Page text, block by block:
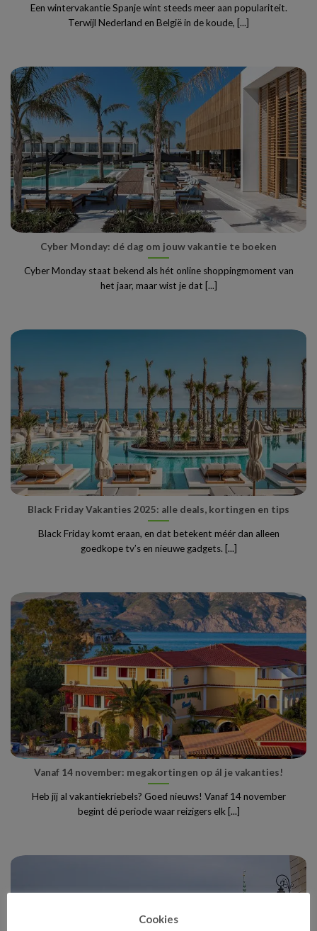
Een wintervakantie Spanje wint steeds meer aan populariteit.
Terwijl Nederland en België in de koude, [...]
Cyber Monday: dé dag om jouw vakantie te boeken
Cyber Monday staat bekend als hét online shoppingmoment van
het jaar, maar wist je dat [...]
Black Friday Vakanties 2025: alle deals, kortingen en tips
Black Friday komt eraan, en dat betekent méér dan alleen
goedkope tv’s en nieuwe gadgets. [...]
Vanaf 14 november: megakortingen op ál je vakanties!
Heb jij al vakantiekriebels? Goed nieuws! Vanaf 14 november
begint dé periode waar reizigers elk [...]
Cookies